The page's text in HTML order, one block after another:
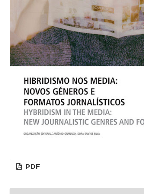
PDF